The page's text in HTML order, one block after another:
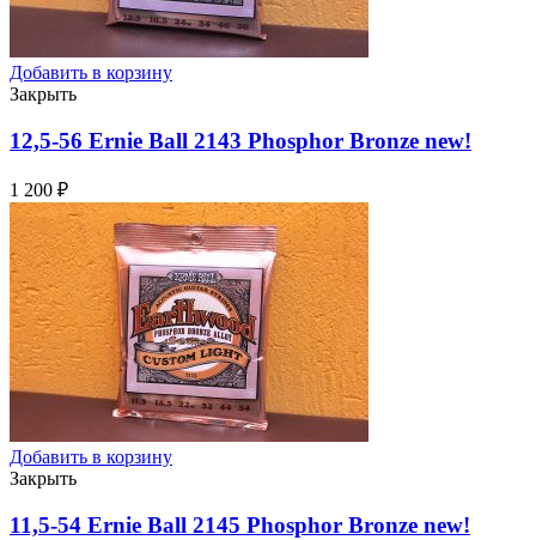
Добавить в корзину
Закрыть
12,5-56 Ernie Ball 2143 Phosphor Bronze new!
1 200 ₽
Добавить в корзину
Закрыть
11,5-54 Ernie Ball 2145 Phosphor Bronze new!